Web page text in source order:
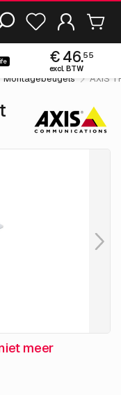
€ 46.55
excl. BTW
Montagebeugels AXIS
meer